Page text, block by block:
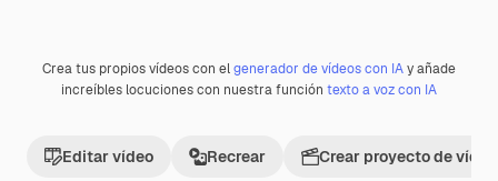
Premium
Crea tus propios vídeos con elgenerador de vídeos con IAy añade
increíbles locuciones con nuestra función texto a voz con IA
Editar vídeo Recrear Crear proyecto de vídeo